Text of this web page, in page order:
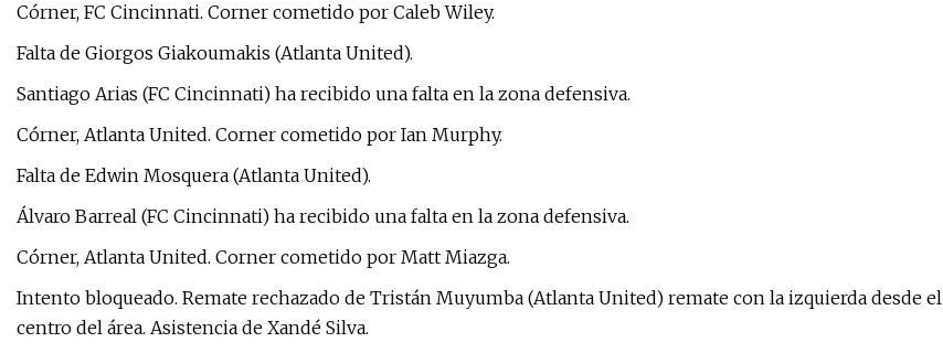
Córner, FC Cincinnati. Corner cometido por Caleb Wiley.
Falta de Giorgos Giakoumakis (Atlanta United).
Santiago Arias (FC Cincinnati) ha recibido una falta en la zona defensiva.
Córner, Atlanta United. Corner cometido por Ian Murphy.
Falta de Edwin Mosquera (Atlanta United).
Álvaro Barreal (FC Cincinnati) ha recibido una falta en la zona defensiva.
Córner, Atlanta United. Corner cometido por Matt Miazga.
Intento bloqueado. Remate rechazado de Tristán Muyumba (Atlanta United) remate con la izquierda desde el
centro del área. Asistencia de Xandé Silva.